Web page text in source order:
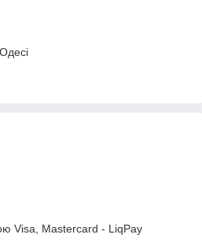
Visa, Mastercard - LiqPay